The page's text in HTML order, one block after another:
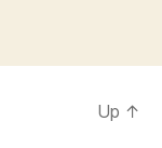
Up ↑